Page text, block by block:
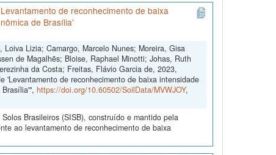
de reconhecimento de baixa
de Brasília'
Lizia; Camargo, Marcelo Nunes; Moreira, Gisa
de Magalhẽs; Bloise, Raphael Minotti; Johas, Ruth
da Costa; Freitas, Flávio Garcia de, 2023,
'Levantamento de reconhecimento de baixa intensidade
https://doi.org/10.60502/SoilData/MVWJOY,
Brasileiros (SISB), construído e mantido pela
ao levantamento de reconhecimento de baixa